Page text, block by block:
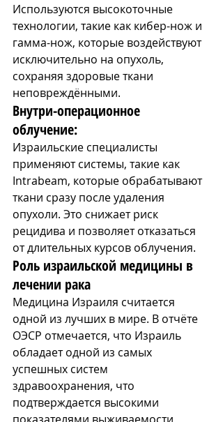
Используются высокоточные
технологии, такие как кибер-нож и
гамма-нож, которые воздействуют
исключительно на опухоль,
сохраняя здоровые ткани
неповреждёнными.
Внутри-операционное
облучение:
Израильские специалисты
применяют системы, такие как
Intrabeam, которые обрабатывают
ткани сразу после удаления
опухоли. Это снижает риск
рецидива и позволяет отказаться
от длительных курсов облучения.
Роль израильской медицины в
лечении рака
Медицина Израиля считается
одной из лучших в мире. В отчёте
ОЭСР отмечается, что Израиль
обладает одной из самых
успешных систем
здравоохранения, что
подтверждается высокими